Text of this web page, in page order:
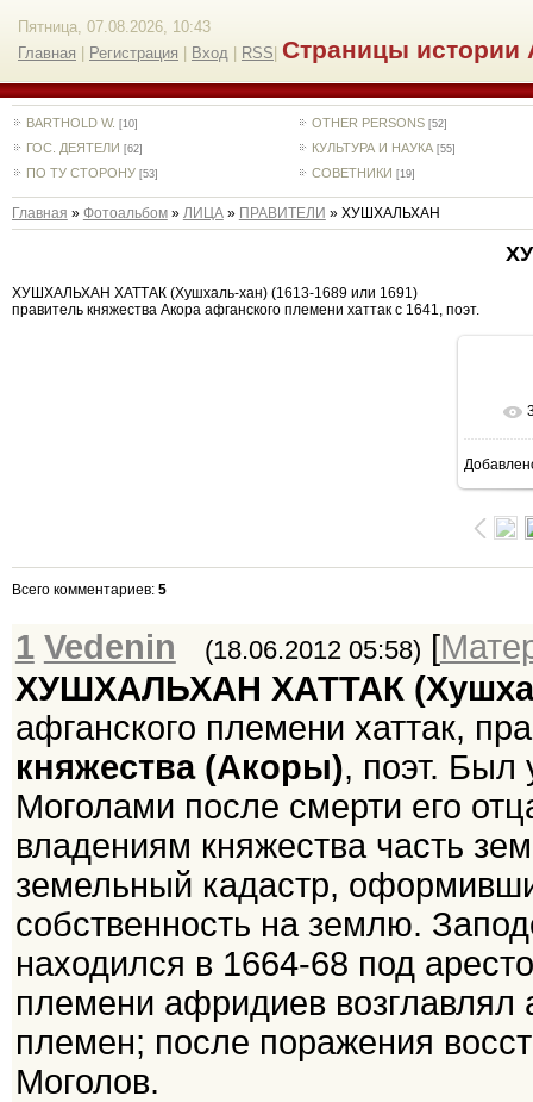
Пятница, 07.08.2026, 10:43
Главная
Регистрация Вход RSS Страницы истории
BARTHOLD W. [10] OTHER PERSONS [52]
ГОС. ДЕЯТЕЛИ [62] КУЛЬТУРА И НАУКА [55]
ПО ТУ СТОРОНУ [53] СОВЕТНИКИ [19]
Главная » Фотоальбом» ЛИЦА» ПРАВИТЕЛИ » ХУШХАЛЬХАН
ХУШХАЛЬХАН ХАТТАК (Хушхаль-хан) (1613-1689 или 1691)
правитель княжества Акора афганского племени хаттак с 1641, поэт.
Всего комментариев: 5
1 Vedenin (18.06.2012 05:58) [
ХУШХАЛЬХАН ХАТТАК
афганского племени хаттак,
княжества (Акоры), поэт. Был
Моголами после смерти его
владениям княжества часть
земельный кадастр,
собственность на землю.
находился в 1664-68 под
племени афридиев возглавлял
племен; после поражения
Моголов.